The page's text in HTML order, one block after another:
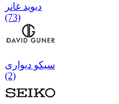
دیوید غانر
(73)
سیکو دیواری
(2)